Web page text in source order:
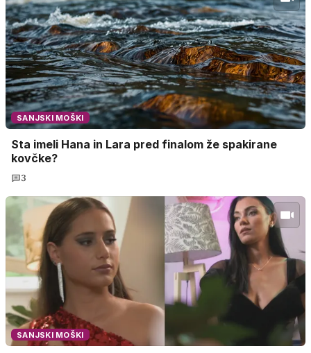
SANJSKI MOŠKI
Sta imeli Hana in Lara pred finalom že spakirane
kovčke?
3
SANJSKI MOŠKI